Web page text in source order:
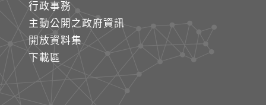
行政事務
主動公開之政府資訊
開放資料集
下載區